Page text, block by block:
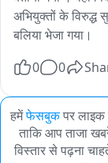
अभियुक्तों के विरुद्ध
बलिया भेजा गया।
0 0
हमेंफेसबुकपर
ताकि आप ताजा
विस्तार से पढ़ना